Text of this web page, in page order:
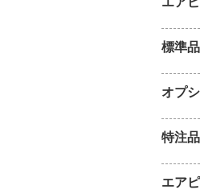
標準品
オプ
特注品
エア